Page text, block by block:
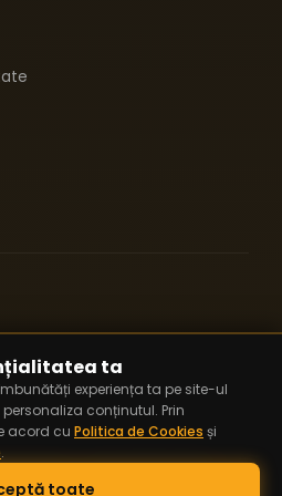
ta
experiența ta pe site-ul
conținutul. Prin
acord cu Politica de Cookies și
.
toate